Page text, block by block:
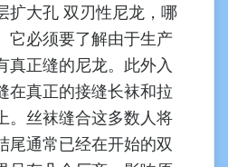
扩大孔 双刃性尼龙，哪
它必须要了解由于生产
真正缝的尼龙。此外入
在真正的接缝长袜和拉
。丝袜缝合这多数人将
尾通常已经在开始的双